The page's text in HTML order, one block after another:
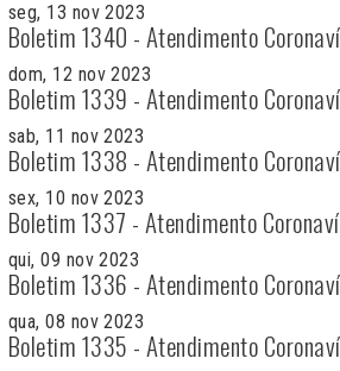
seg, 13 nov 2023
Boletim 1340 - Atendimento
dom, 12 nov 2023
Boletim 1339 - Atendimento
sab, 11 nov 2023
Boletim 1338 - Atendimento
sex, 10 nov 2023
Boletim 1337 - Atendimento
qui, 09 nov 2023
Boletim 1336 - Atendimento
qua, 08 nov 2023
Boletim 1335 - Atendimento